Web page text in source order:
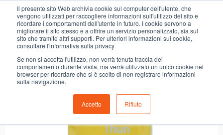
Il presente sito Web archivia cookie sul computer dell'utente, che
vengono utilizzati per raccogliere informazioni sull'utilizzo del sito e
ricordare i comportamenti dell'utente in futuro. I cookie servono a
migliorare il sito stesso e a offrire un servizio personalizzato, sia sul
sito che tramite altri supporti. Per ulteriori informazioni sui cookie,
consultare l'informativa sulla privacy
Se non si accetta l'utilizzo, non verrà tenuta traccia del
comportamento durante visita, ma verrà utilizzato un unico cookie nel
browser per ricordare che si è scelto di non registrare informazioni
sulla navigazione.
Accetto Rifiuto
MIELI THUN ACACIA